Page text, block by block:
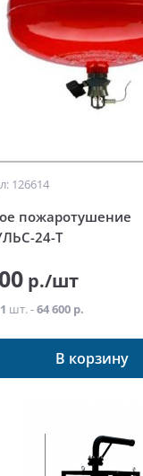
126614
пожаротушение
24-Т
р./шт
1 шт. -64 600 р.
В корзину